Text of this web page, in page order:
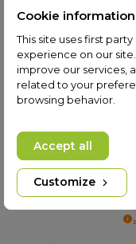
Dispositivo de
de datos SWARM
Add to cart
4.9
Ocena
Cookie information
This site uses first
experience on our
improve our services,
related to your
browsing behavior.
Customize
Accept all